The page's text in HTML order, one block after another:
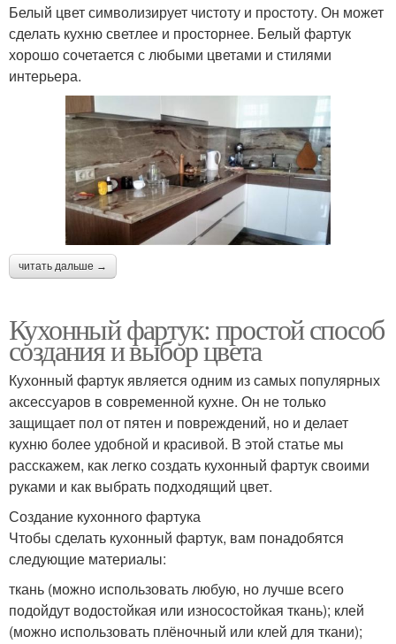
Белый цвет символизирует чистоту и простоту. Он может
сделать кухню светлее и просторнее. Белый фартук
хорошо сочетается с любыми цветами и стилями
интерьера.
читать дальше →
Кухонный фартук: простой способ
создания и выбор цвета
Кухонный фартук является одним из самых популярных
аксессуаров в современной кухне. Он не только
защищает пол от пятен и повреждений, но и делает
кухню более удобной и красивой. В этой статье мы
расскажем, как легко создать кухонный фартук своими
руками и как выбрать подходящий цвет.
Создание кухонного фартука
Чтобы сделать кухонный фартук, вам понадобятся
следующие материалы:
ткань (можно использовать любую, но лучше всего
подойдут водостойкая или износостойкая ткань); клей
(можно использовать плёночный или клей для ткани);